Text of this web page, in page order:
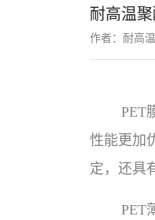
耐高温
作者：耐高
PET
性能更加
定，还具
PET